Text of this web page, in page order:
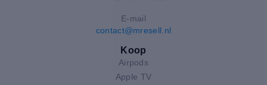
E-mail
contact@mresell.nl
Koop
Airpods
Apple TV